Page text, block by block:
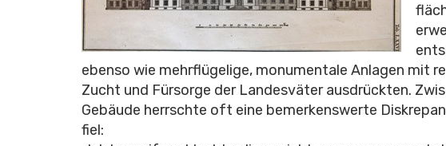
ebenso wie mehrflügelige, monumentale Anlagen mit
Zucht und Fürsorge der Landesväter ausdrückten.
Gebäude herrschte oft eine bemerkenswerte
fiel: